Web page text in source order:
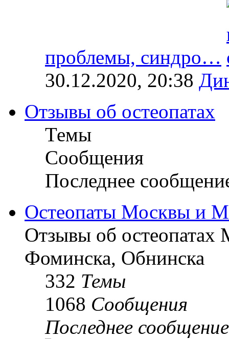
проблемы, синдро…
30.12.2020, 20:38
Отзывы об остеопатах
Темы
Сообщения
Последнее
Остеопаты Москвы и
Отзывы об
Фоминска, Обнинска
332 Темы
1068 Сообщения
Последнее сообщение